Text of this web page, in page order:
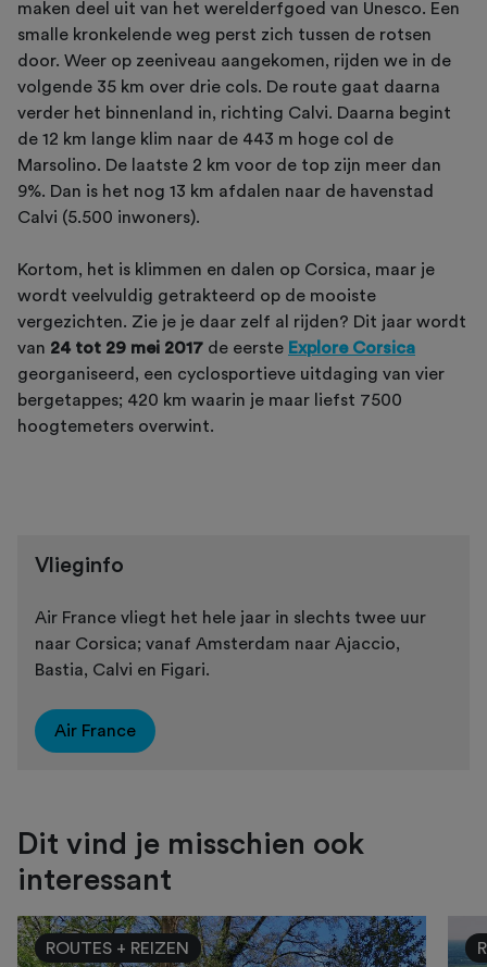
maken deel uit van het werelderfgoed van Unesco. Een
smalle kronkelende weg perst zich tussen de rotsen
door. Weer op zeeniveau aangekomen, rijden we in de
volgende 35 km over drie cols. De route gaat daarna
verder het binnenland in, richting Calvi. Daarna begint
de 12 km lange klim naar de 443 m hoge col de
Marsolino. De laatste 2 km voor de top zijn meer dan
9%. Dan is het nog 13 km afdalen naar de havenstad
Calvi (5.500 inwoners).
Kortom, het is klimmen en dalen op Corsica, maar je
wordt veelvuldig getrakteerd op de mooiste
vergezichten. Zie je je daar zelf al rijden? Dit jaar wordt
van 24 tot 29 mei 2017 de eerste Explore Corsica
georganiseerd, een cyclosportieve uitdaging van vier
bergetappes; 420 km waarin je maar liefst 7500
hoogtemeters overwint.
Vlieginfo
Air France vliegt het hele jaar in slechts twee uur
naar Corsica; vanaf Amsterdam naar Ajaccio,
Bastia, Calvi en Figari.
Air France
Dit vind je misschien ook
interessant
ROUTES + REIZEN